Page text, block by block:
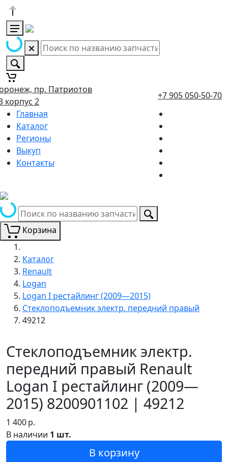
пр. Патриотов
корпус 2
+7 905 050-50-70
Главная
Каталог
Регионы
Выкуп
Контакты
Корзина
Каталог
Renault
Logan
Logan I рестайлинг (2009—2015)
Стеклоподъемник электр. передний правый
49212
Стеклоподъемник электр.
передний правый Renault
Logan I рестайлинг (2009—
2015) 8200901102 | 49212
1 400р.
В наличии 1 шт.
В корзину